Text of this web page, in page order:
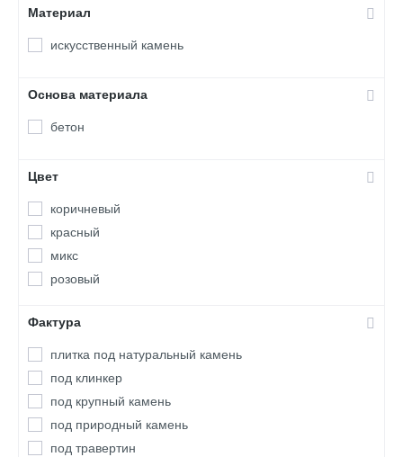
Тироль Брик
Торн Брик
Шинон
Материал
искусственный камень
Основа материала
бетон
Цвет
коричневый
красный
микс
розовый
Фактура
плитка под натуральный камень
под клинкер
под крупный камень
под природный камень
под травертин